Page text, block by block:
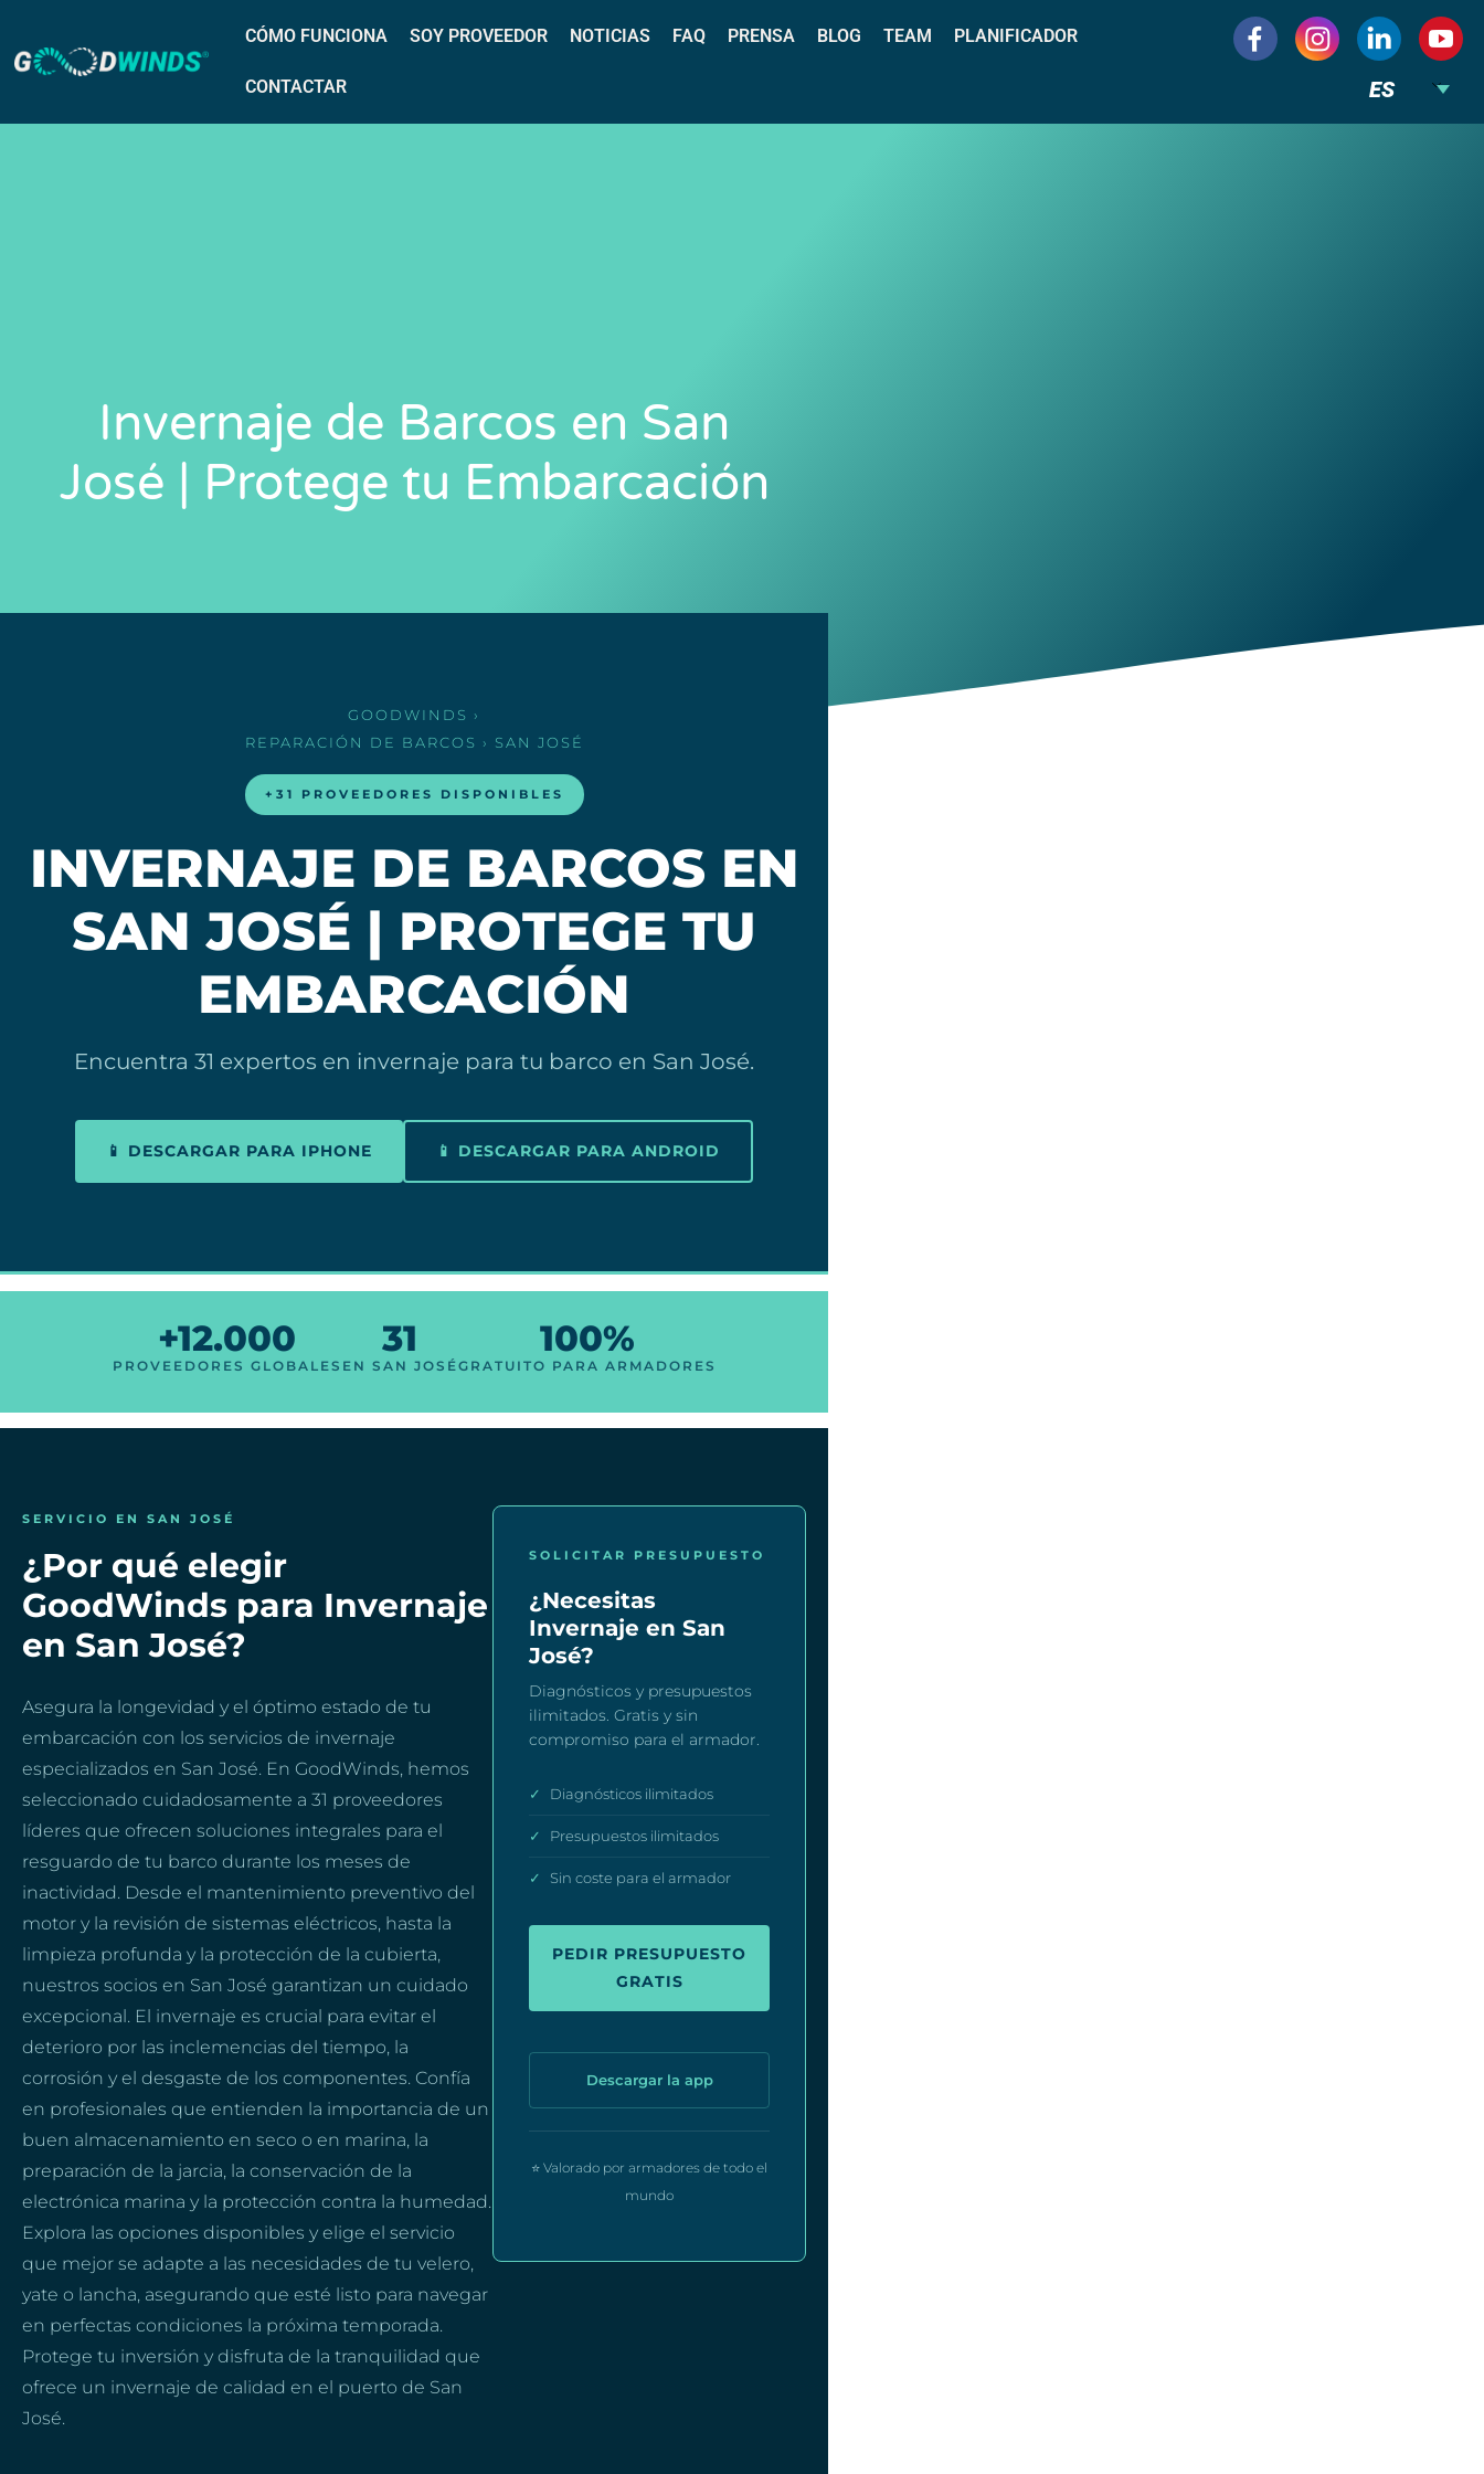
CÓMO FUNCIONA SOY PROVEEDOR NOTICIAS FAQ PRENSA BLOG TEAM PLANIFICADOR
CONTACTAR ES
Invernaje de Barcos en San
José | Protege tu Embarcación
GOODWINDS ›
REPARACIÓN DE BARCOS › SAN JOSÉ
+31 PROVEEDORES DISPONIBLES
INVERNAJE DE BARCOS EN
SAN JOSÉ | PROTEGE TU
EMBARCACIÓN
Encuentra 31 expertos en invernaje para tu barco en San José.
📱 DESCARGAR PARA IPHONE 📱 DESCARGAR PARA ANDROID
+12.000
PROVEEDORES GLOBALES
31
EN SAN JOSÉ
100%
GRATUITO PARA ARMADORES
SERVICIO EN SAN JOSÉ
¿Por qué elegir
GoodWinds para Invernaje
en San José?
Asegura la longevidad y el óptimo estado de tu
embarcación con los servicios de invernaje
especializados en San José. En GoodWinds, hemos
seleccionado cuidadosamente a 31 proveedores
líderes que ofrecen soluciones integrales para el
resguardo de tu barco durante los meses de
inactividad. Desde el mantenimiento preventivo del
motor y la revisión de sistemas eléctricos, hasta la
limpieza profunda y la protección de la cubierta,
nuestros socios en San José garantizan un cuidado
excepcional. El invernaje es crucial para evitar el
deterioro por las inclemencias del tiempo, la
corrosión y el desgaste de los componentes. Confía
en profesionales que entienden la importancia de un
buen almacenamiento en seco o en marina, la
preparación de la jarcia, la conservación de la
electrónica marina y la protección contra la humedad.
Explora las opciones disponibles y elige el servicio
que mejor se adapte a las necesidades de tu velero,
yate o lancha, asegurando que esté listo para navegar
en perfectas condiciones la próxima temporada.
Protege tu inversión y disfruta de la tranquilidad que
ofrece un invernaje de calidad en el puerto de San
José.
SOLICITAR PRESUPUESTO
¿Necesitas
Invernaje en San
José?
Diagnósticos y presupuestos
ilimitados. Gratis y sin
compromiso para el armador.
✓ Diagnósticos ilimitados
✓ Presupuestos ilimitados
✓ Sin coste para el armador
PEDIR PRESUPUESTO
GRATIS
Descargar la app
⭐ Valorado por armadores de todo el
mundo